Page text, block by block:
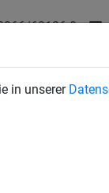
in unserer
62126-0